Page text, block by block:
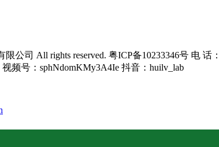
公司 All rights reserved. 粤ICP备10233346号 电 话
频号：sphNdomKMy3A4Ie 抖音：huilv_lab